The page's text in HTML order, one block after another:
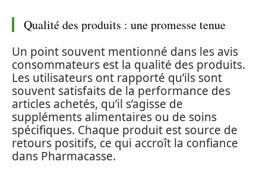
Qualité des produits : une promesse tenue
Un point souvent mentionné dans les avis
consommateurs est la qualité des produits.
Les utilisateurs ont rapporté qu’ils sont
souvent satisfaits de la performance des
articles achetés, qu’il s’agisse de
suppléments alimentaires ou de soins
spécifiques. Chaque produit est source de
retours positifs, ce qui accroît la confiance
dans Pharmacasse.